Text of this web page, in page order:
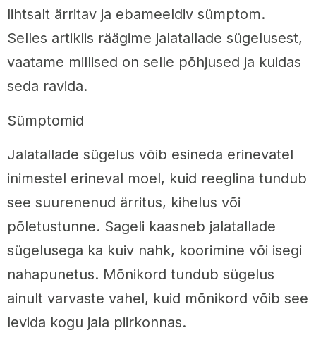
lihtsalt ärritav ja ebameeldiv sümptom.
Selles artiklis räägime jalatallade sügelusest,
vaatame millised on selle põhjused ja kuidas
seda ravida.
Sümptomid
Jalatallade sügelus võib esineda erinevatel
inimestel erineval moel, kuid reeglina tundub
see suurenenud ärritus, kihelus või
põletustunne. Sageli kaasneb jalatallade
sügelusega ka kuiv nahk, koorimine või isegi
nahapunetus. Mõnikord tundub sügelus
ainult varvaste vahel, kuid mõnikord võib see
levida kogu jala piirkonnas.